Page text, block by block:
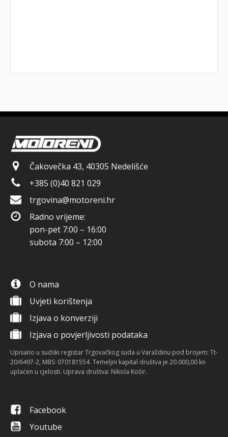
Čakovečka 43, 40305 Nedelišće
+385 (0)40 821 029
trgovina@motoreni.hr
Radno vrijeme:
pon-pet 7:00 – 16:00
subota 7:00 – 12:00
O nama
Uvjeti korištenja
Izjava o konverziji
Izjava o povjerljivosti podataka
Upisano u sudski registar Trgovačkog suda u Varaždinu pod brojem: Tt-
20/6497-2, MBS: 070181554. Temeljni kapital društva je 20.000,00 kn
uplaćen u cjelosti. Uprava društva: Nikola Košir.
Facebook
Youtube